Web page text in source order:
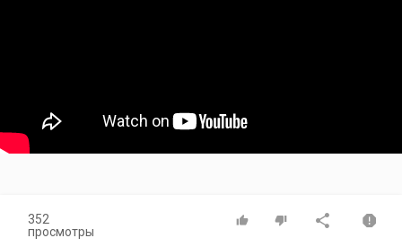
352
просмотры